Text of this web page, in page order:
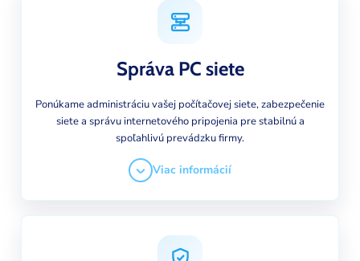
Správa PC siete
Ponúkame administráciu vašej počítačovej siete, zabezpečenie
siete a správu internetového pripojenia pre stabilnú a
spoľahlivú prevádzku firmy.
Viac informácií